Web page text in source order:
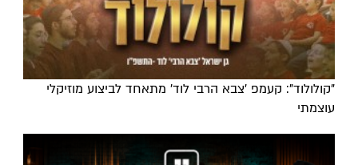
"קולולוד": קעמפ 'צבא הרבי לוד' מתאחד לביצוע מוזיקלי
עוצמתי